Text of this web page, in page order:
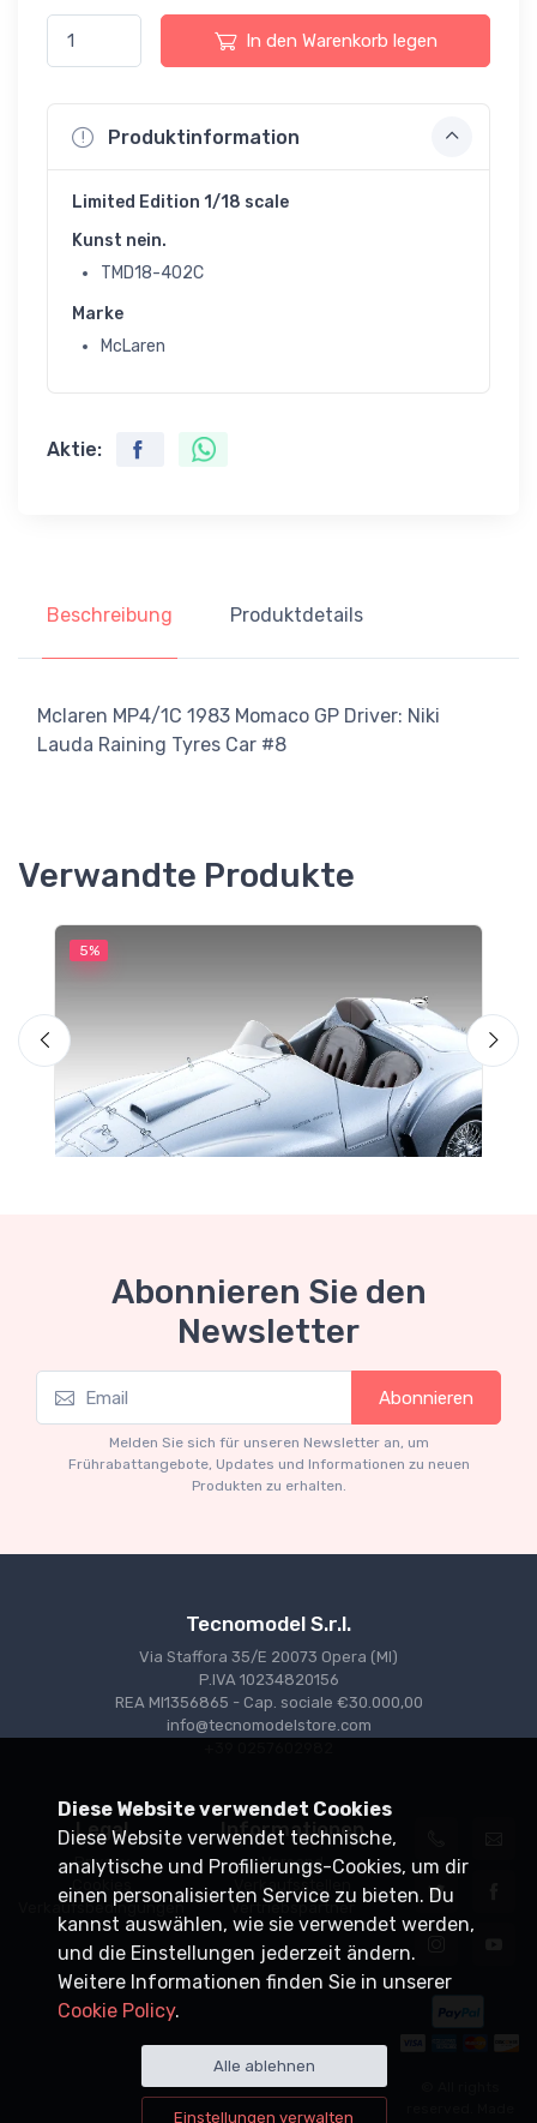
In den Warenkorb legen
Produktinformation
Limited Edition 1/18 scale
Kunst nein.
TMD18-402C
Marke
McLaren
Aktie:
Beschreibung Produktdetails
Mclaren MP4/1C 1983 Momaco GP Driver: Niki
Lauda Raining Tyres Car #8
Verwandte Produkte
5%
Mythos Collection 1-18
Ferrari 166 MM Abarth Metallic Silver Press
€227.05 €239.00
Abonnieren Sie den
Newsletter
Abonnieren
Melden Sie sich für unseren Newsletter an, um
Frührabattangebote, Updates und Informationen zu neuen
Produkten zu erhalten.
Tecnomodel S.r.l.
Via Staffora 35/E 20073 Opera (MI)
P.IVA 10234820156
REA MI1356865 - Cap. sociale €30.000,00
info@tecnomodelstore.com
Legal
Privacy
Cookies
Verkaufsbedingungen
Informationen
Versand
Verkaufsstellen
Vertriebspartner
Diese Website verwendet Cookies
Diese Website verwendet technische,
analytische und Profilierungs-Cookies, um dir
einen personalisierten Service zu bieten. Du
kannst auswählen, wie sie verwendet werden,
und die Einstellungen jederzeit ändern.
Weitere Informationen finden Sie in unserer
Cookie Policy.
Alle ablehnen
Einstellungen verwalten